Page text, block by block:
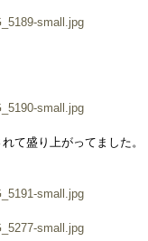
て盛り上がってました。